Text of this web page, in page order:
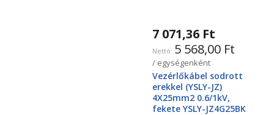
7 071,36 Ft
5 568,00 Ft
/ egységenként
Vezérlőkábel sodrott
erekkel (YSLY-JZ)
4X25mm2 0.6/1kV,
fekete YSLY-JZ4G25BK